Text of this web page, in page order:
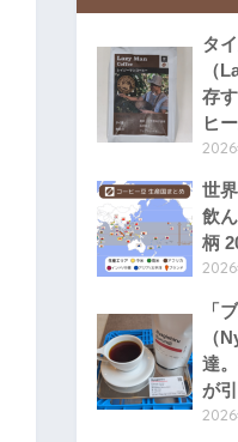
タ
（
存
ヒ
世
飲
柄
「
（
達
が